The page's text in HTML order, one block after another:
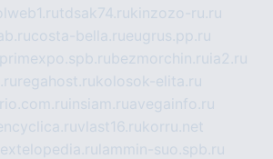
tdsak74.rukinzozo-ru.ru
costa-bella.rueugrus.pp.ru
primexpo.spb.rubezmorchin.ru ia2.ru
regahost.rukolosok-elita.ru
insiam.ruavegainfo.ru
vlast16.rukorru.net
extelopedia.ru lammin-suo.spb.ru